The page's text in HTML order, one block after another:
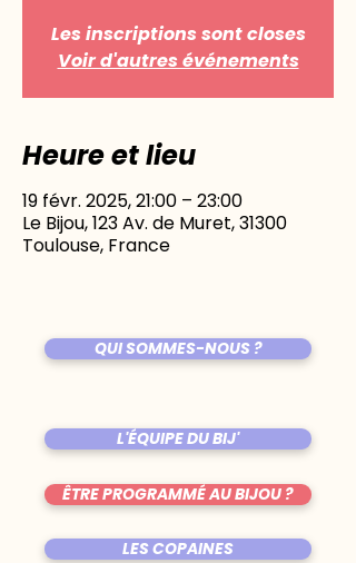
Les inscriptions sont closes
Voir d'autres événements
Heure et lieu
19 févr. 2025, 21:00 – 23:00
Le Bijou, 123 Av. de Muret, 31300
Toulouse, France
QUI SOMMES-NOUS ?
L'ÉQUIPE DU BIJ'
ÊTRE PROGRAMMÉ AU BIJOU ?
LES COPAINES